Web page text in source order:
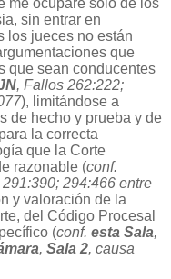
sin entrar en
los jueces no están
que
que sean conducentes
, Fallos 262:222;
), limitándose a
de hecho y prueba y de
la correcta
que la Corte
razonable (conf.
294:466 entre
y valoración de la
del Código Procesal
(conf. esta Sala,
, Sala 2, causa